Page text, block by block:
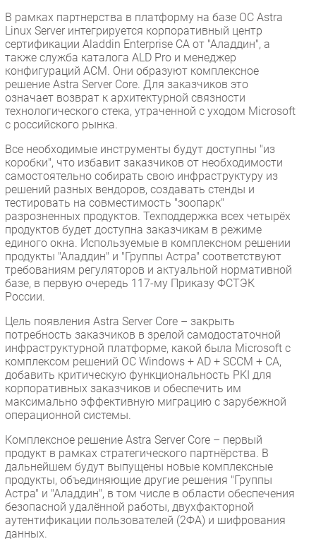
В рамках партнерства в платформу на базе ОС Astra
Linux Server интегрируется корпоративный центр
сертификации Aladdin Enterprise CA от "Аладдин", а
также служба каталога ALD Pro и менеджер
конфигураций ACM. Они образуют комплексное
решение Astra Server Core. Для заказчиков это
означает возврат к архитектурной связности
технологического стека, утраченной с уходом Microsoft
с российского рынка.
Все необходимые инструменты будут доступны "из
коробки", что избавит заказчиков от необходимости
самостоятельно собирать свою инфраструктуру из
решений разных вендоров, создавать стенды и
тестировать на совместимость "зоопарк"
разрозненных продуктов. Техподдержка всех четырёх
продуктов будет доступна заказчикам в режиме
единого окна. Используемые в комплексном решении
продукты "Аладдин" и "Группы Астра" соответствуют
требованиям регуляторов и актуальной нормативной
базе, в первую очередь 117-му Приказу ФСТЭК
России.
Цель появления Astra Server Core – закрыть
потребность заказчиков в зрелой самодостаточной
инфраструктурной платформе, какой была Microsoft с
комплексом решений ОС Windows + AD + SCCM + CA,
добавить критическую функциональность PKI для
корпоративных заказчиков и обеспечить им
максимально эффективную миграцию с зарубежной
операционной системы.
Комплексное решение Astra Server Core – первый
продукт в рамках стратегического партнёрства. В
дальнейшем будут выпущены новые комплексные
продукты, объединяющие другие решения "Группы
Астра" и "Аладдин", в том числе в области обеспечения
безопасной удалённой работы, двухфакторной
аутентификации пользователей (2ФА) и шифрования
данных.